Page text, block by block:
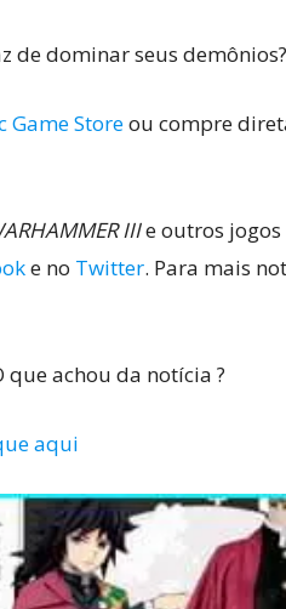
de dominar seus
Game Storeou compre
IIIe outros
e no Twitter. Para mais
que achou da notícia ?
aqui